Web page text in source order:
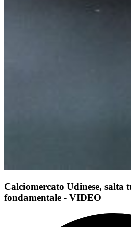
Calciomercato Udinese, salta
fondamentale - VIDEO